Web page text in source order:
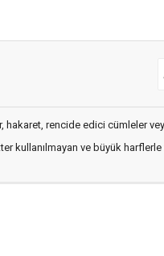
hakaret, rencide edici cümleler
kullanılmayan ve büyük